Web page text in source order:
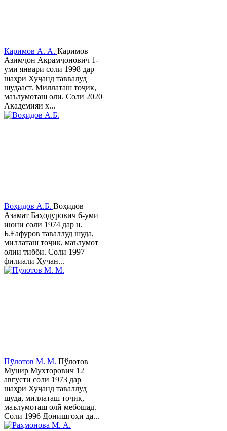
Каримов А. А. Каримов
Азимҷон Акрамҷонович 1-
уми январи соли 1998 дар
шаҳри Хуҷанд таввалуд
шудааст. Миллаташ тоҷик,
маълумоташ олӣ. Соли 2020
Академияи х...
Воҳидов А.Б. Воҳидов
Азамат Баҳодурович 6-уми
июни соли 1974 дар н.
Б.Ғафуров таваллуд шуда,
миллаташ тоҷик, маълумот
олии тиббӣ. Соли 1997
филиали Хучан...
Пӯлотов М. М. Пўлотов
Мунир Мухторович 12
августи соли 1973 дар
шаҳри Хуҷанд таваллуд
шуда, миллаташ тоҷик,
маълумоташ олӣ мебошад.
Соли 1996 Донишгоҳи да...